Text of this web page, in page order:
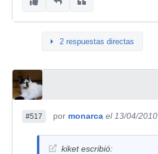
2 respuestas directas
#517 por monarca el 13/04/2010
kiket escribió: